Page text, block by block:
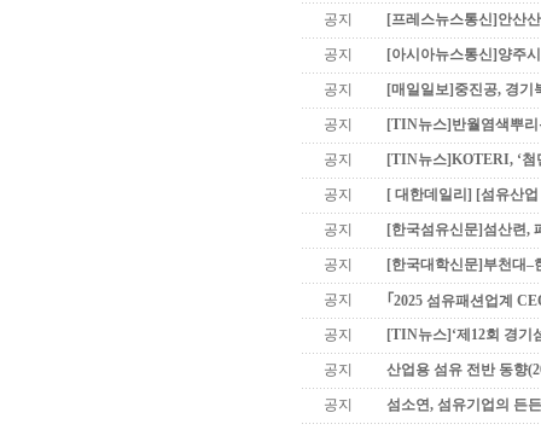
공지 [프레스뉴스통신]안산
공지 [아시아뉴스통신]양주
공지 [매일일보]중진공, 경
공지 [TIN뉴스]반월염색뿌리
공지 [TIN뉴스]KOTERI, ‘첨
공지 [ 대한데일리] [섬유산
공지 [한국섬유신문]섬산련,
공지 [한국대학신문]부천대–
공지
｢2025 섬유패션업계
공지
[TIN뉴스]‘제12회 경기
공지 산업용 섬유 전반 동향
공지 섬소연, 섬유기업의 든